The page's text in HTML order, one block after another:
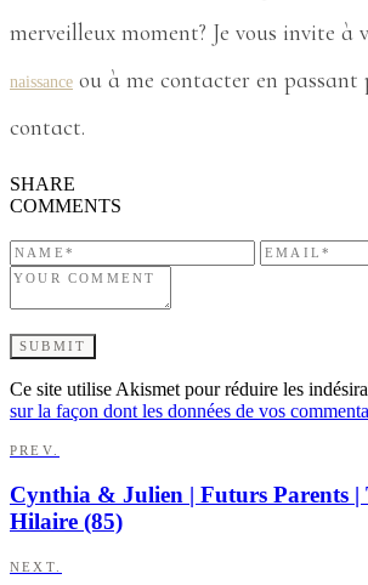
merveilleux moment? Je vous invite à
naissance ou à me contacter en passant
contact.
SHARE
COMMENTS
Ce site utilise Akismet pour réduire les
sur la façon dont les données de vos
PREV.
Cynthia & Julien | Futurs Parents |
Hilaire (85)
NEXT.